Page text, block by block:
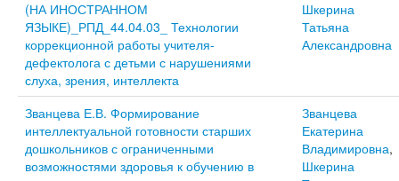
(НА ИНОСТРАННОМ
ЯЗЫКЕ)_РПД_44.04.03_ Технологии
коррекционной работы учителя-
дефектолога с детьми с нарушениями
слуха, зрения, интеллекта
Шкерина
Татьяна
Александровна
Званцева Е.В. Формирование
интеллектуальной готовности старших
дошкольников с ограниченными
возможностями здоровья к обучению в
Званцева
Екатерина
Владимировна,
Шкерина